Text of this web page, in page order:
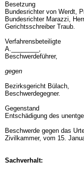
Besetzung
Bundesrichter von Werdt,
Bundesrichter Marazzi,
Gerichtsschreiber Traub.
Verfahrensbeteiligte
A.________,
Beschwerdeführer,
gegen
Bezirksgericht Bülach,
Beschwerdegegner.
Gegenstand
Entschädigung des
Beschwerde gegen das
Zivilkammer, vom 15.
Sachverhalt: